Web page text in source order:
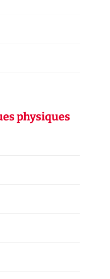
physiques